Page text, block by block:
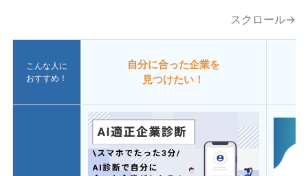
スクロール→
こんな人に
おすすめ！
自分に合った企業を
見つけたい！